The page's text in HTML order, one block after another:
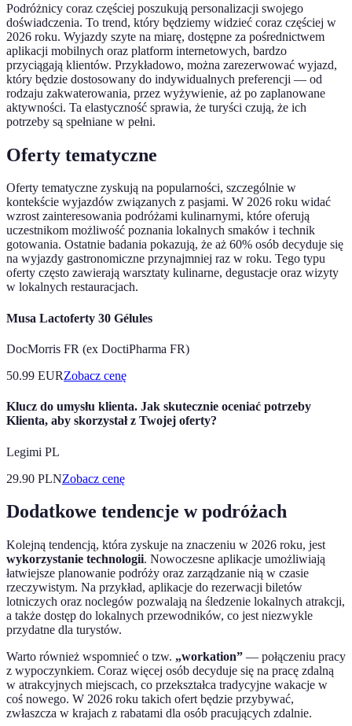
Podróżnicy coraz częściej poszukują personalizacji swojego
doświadczenia. To trend, który będziemy widzieć coraz częściej w
2026 roku. Wyjazdy szyte na miarę, dostępne za pośrednictwem
aplikacji mobilnych oraz platform internetowych, bardzo
przyciągają klientów. Przykładowo, można zarezerwować wyjazd,
który będzie dostosowany do indywidualnych preferencji — od
rodzaju zakwaterowania, przez wyżywienie, aż po zaplanowane
aktywności. Ta elastyczność sprawia, że turyści czują, że ich
potrzeby są spełniane w pełni.
Oferty tematyczne
Oferty tematyczne zyskują na popularności, szczególnie w
kontekście wyjazdów związanych z pasjami. W 2026 roku widać
wzrost zainteresowania podróżami kulinarnymi, które oferują
uczestnikom możliwość poznania lokalnych smaków i technik
gotowania. Ostatnie badania pokazują, że aż 60% osób decyduje się
na wyjazdy gastronomiczne przynajmniej raz w roku. Tego typu
oferty często zawierają warsztaty kulinarne, degustacje oraz wizyty
w lokalnych restauracjach.
Musa Lactoferty 30 Gélules
DocMorris FR (ex DoctiPharma FR)
50.99 EURZobacz cenę
Klucz do umysłu klienta. Jak skutecznie oceniać potrzeby
Klienta, aby skorzystał z Twojej oferty?
Legimi PL
29.90 PLNZobacz cenę
Dodatkowe tendencje w podróżach
Kolejną tendencją, która zyskuje na znaczeniu w 2026 roku, jest
wykorzystanie technologii. Nowoczesne aplikacje umożliwiają
łatwiejsze planowanie podróży oraz zarządzanie nią w czasie
rzeczywistym. Na przykład, aplikacje do rezerwacji biletów
lotniczych oraz noclegów pozwalają na śledzenie lokalnych atrakcji,
a także dostęp do lokalnych przewodników, co jest niezwykle
przydatne dla turystów.
Warto również wspomnieć o tzw. „workation” — połączeniu pracy
z wypoczynkiem. Coraz więcej osób decyduje się na pracę zdalną
w atrakcyjnych miejscach, co przekształca tradycyjne wakacje w
coś nowego. W 2026 roku takich ofert będzie przybywać,
zwłaszcza w krajach z rabatami dla osób pracujących zdalnie.